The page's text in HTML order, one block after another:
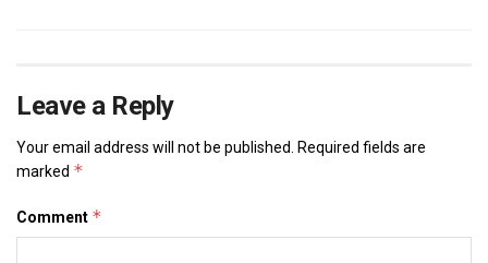
Leave a Reply
Your email address will not be published.
Required fields are
marked *
Comment *